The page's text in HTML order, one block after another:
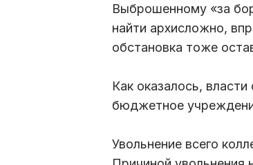
Выброшенному «за
найти архисложно,
обстановка тоже
Как оказалось,
бюджетное
Увольнение всего